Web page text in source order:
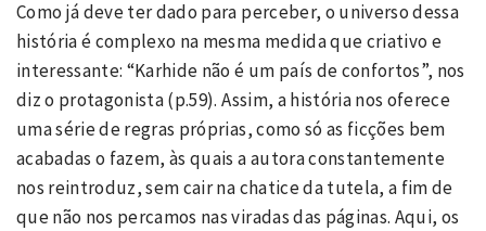
Como já deve ter dado para perceber, o universo dessa
história é complexo na mesma medida que criativo e
interessante: “Karhide não é um país de confortos”, nos
diz o protagonista (p.59). Assim, a história nos oferece
uma série de regras próprias, como só as ficções bem
acabadas o fazem, às quais a autora constantemente
nos reintroduz, sem cair na chatice da tutela, a fim de
que não nos percamos nas viradas das páginas. Aqui, os